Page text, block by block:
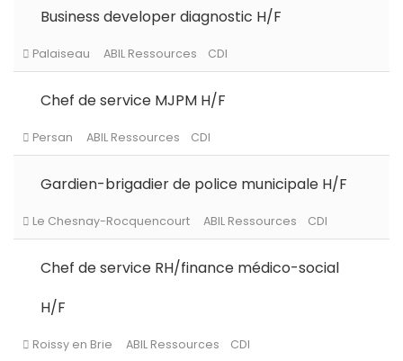
Paris (75) ABIL Ressources CDD
Business developer diagnostic H/F
Chef de service MJPM H/F
Persan ABIL Ressources
Gardien-brigadier de police municipale H/F
Le Chesnay-Rocquencourt ABIL Ressources
Chef de service RH/finance médico-social
H/F